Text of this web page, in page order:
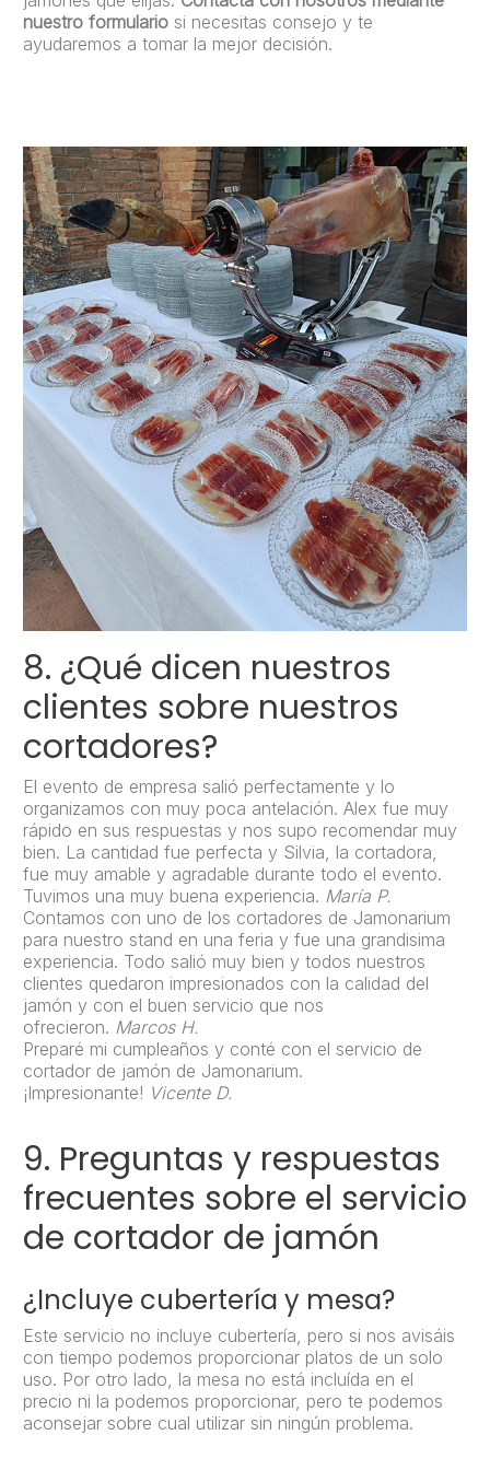
nuestro formulario si necesitas consejo y te
ayudaremos a tomar la mejor decisión.
8. ¿Qué dicen nuestros
clientes sobre nuestros
cortadores?
El evento de empresa salió perfectamente y lo
organizamos con muy poca antelación. Alex fue muy
rápido en sus respuestas y nos supo recomendar muy
bien. La cantidad fue perfecta y Silvia, la cortadora,
fue muy amable y agradable durante todo el evento.
Tuvimos una muy buena experiencia. María P.
Contamos con uno de los cortadores de Jamonarium
para nuestro stand en una feria y fue una grandisima
experiencia. Todo salió muy bien y todos nuestros
clientes quedaron impresionados con la calidad del
jamón y con el buen servicio que nos
ofrecieron. Marcos H.
Preparé mi cumpleaños y conté con el servicio de
cortador de jamón de Jamonarium.
¡Impresionante! Vicente D.
9. Preguntas y respuestas
frecuentes sobre el servicio
de cortador de jamón
¿Incluye cubertería y mesa?
Este servicio no incluye cubertería, pero si nos avisáis
con tiempo podemos proporcionar platos de un solo
uso. Por otro lado, la mesa no está incluída en el
precio ni la podemos proporcionar, pero te podemos
aconsejar sobre cual utilizar sin ningún problema.